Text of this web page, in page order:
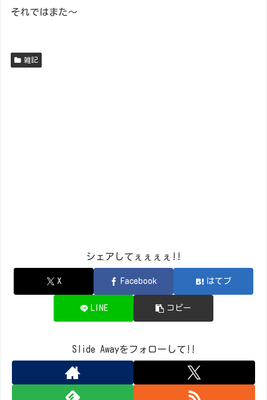
それではまた～
雑記
シェアしてぇぇぇぇ!!
X Facebook はてブ
LINE コピー
Slide Awayをフォローして!!